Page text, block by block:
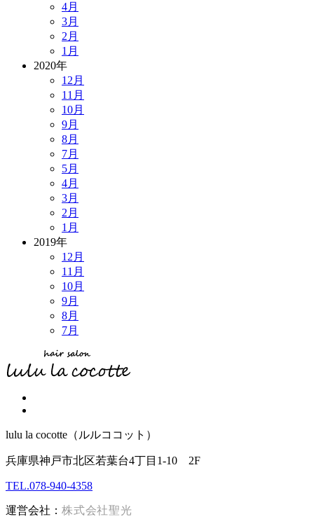
4月
3月
2月
1月
2020年
12月
11月
10月
9月
8月
7月
5月
4月
3月
2月
1月
2019年
12月
11月
10月
9月
8月
7月
lulu la cocotte（ルルココット）
兵庫県神戸市北区若葉台4丁目1-10 2F
TEL.078-940-4358
運営会社： 株式会社聖光